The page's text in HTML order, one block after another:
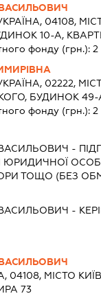
04108,
10-А,
фонду (грн.):2
02222,
БУДИНОК 49-
фонду (грн.):2
-
ЮРИДИЧНОЇ
ТОЩО (БЕЗ
-
04108, МІСТО
73